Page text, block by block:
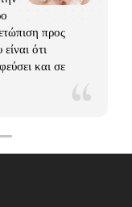
προς
ότι
και σε